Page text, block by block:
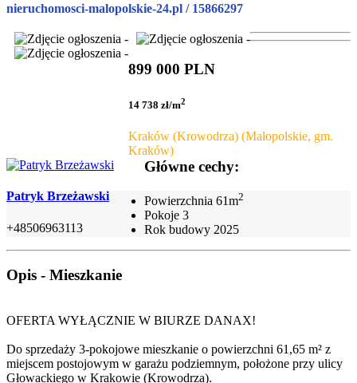
nieruchomosci-malopolskie-24.pl / 15866297
899 000 PLN
14 738 zł/m2
Kraków (Krowodrza) (Małopolskie, gm.
Kraków)
Patryk Brzeżawski
+48506963113
Główne cechy:
Powierzchnia 61m2
Pokoje 3
Rok budowy 2025
Opis - Mieszkanie
OFERTA WYŁĄCZNIE W BIURZE DANAX!
Do sprzedaży 3-pokojowe mieszkanie o powierzchni 61,65 m² z
miejscem postojowym w garażu podziemnym, położone przy ulicy
Głowackiego w Krakowie (Krowodrza).